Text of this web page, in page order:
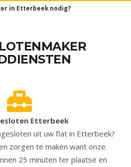
in Etterbeek nodig?
Etterbeek
uit uw flat in Etterbeek?
zorgen te maken want onze
25 minuten ter plaatse en